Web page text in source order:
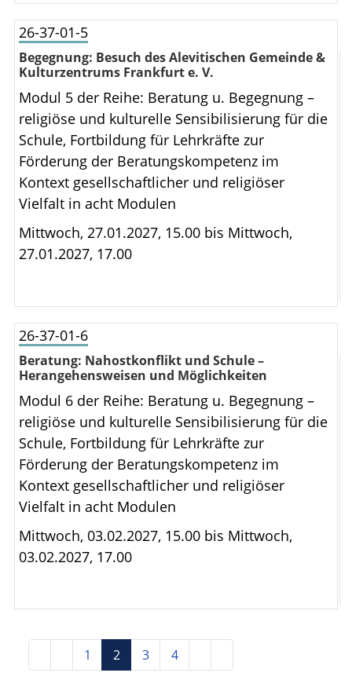
26-37-01-5
Begegnung: Besuch des Alevitischen Gemeinde &
Kulturzentrums Frankfurt e. V.
Modul 5 der Reihe: Beratung u. Begegnung –
religiöse und kulturelle Sensibilisierung für die
Schule, Fortbildung für Lehrkräfte zur
Förderung der Beratungskompetenz im
Kontext gesellschaftlicher und religiöser
Vielfalt in acht Modulen
Mittwoch, 27.01.2027, 15.00 bis Mittwoch,
27.01.2027, 17.00
26-37-01-6
Beratung: Nahostkonflikt und Schule –
Herangehensweisen und Möglichkeiten
Modul 6 der Reihe: Beratung u. Begegnung –
religiöse und kulturelle Sensibilisierung für die
Schule, Fortbildung für Lehrkräfte zur
Förderung der Beratungskompetenz im
Kontext gesellschaftlicher und religiöser
Vielfalt in acht Modulen
Mittwoch, 03.02.2027, 15.00 bis Mittwoch,
03.02.2027, 17.00
1 2 3 4